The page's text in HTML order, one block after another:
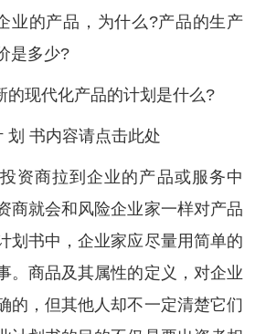
业的产品，为什么?产品的生产
是多少?
的现代化产品的计划是什么?
划 书内容请点击此处
资商拉到企业的产品或服务中
商就会和风险企业家一样对产品
划书中，企业家应尽量用简单的
。商品及其属性的定义，对企业
的，但其他人却不一定清楚它们